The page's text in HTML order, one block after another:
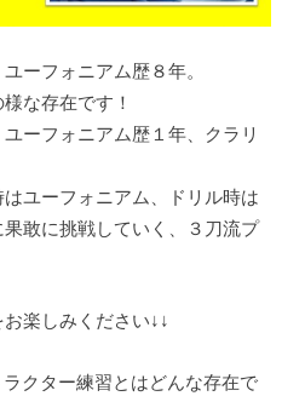
ーフォニアム歴８年。
な存在です！
ーフォニアム歴１年、クラリ
ユーフォニアム、ドリル時は
敢に挑戦していく、３刀流プ
楽しみください↓↓
クター練習とはどんな存在で